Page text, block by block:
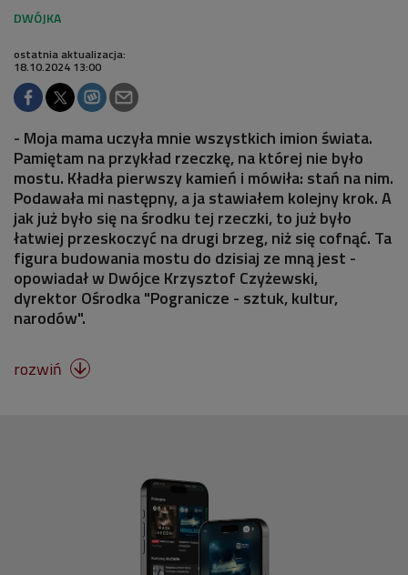
ostatnia aktualizacja:
18.10.2024 13:00
- Moja mama uczyła mnie wszystkich imion świata.
Pamiętam na przykład rzeczkę, na której nie było
mostu. Kładła pierwszy kamień i mówiła: stań na nim.
Podawała mi następny, a ja stawiałem kolejny krok. A
jak już było się na środku tej rzeczki, to już było
łatwiej przeskoczyć na drugi brzeg, niż się cofnąć. Ta
figura budowania mostu do dzisiaj ze mną jest -
opowiadał w Dwójce Krzysztof Czyżewski,
dyrektor Ośrodka "Pogranicze - sztuk, kultur,
narodów".
rozwiń 